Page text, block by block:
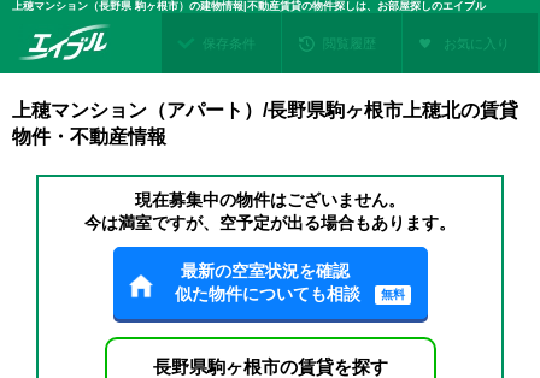
上穂マンション（長野県 駒ヶ根市）の建物情報|不動産賃貸の物件探しは、お部屋探しのエイブル
保存条件 閲覧履歴 お気に入り
上穂マンション（アパート）/長野県駒ヶ根市上穂北の賃貸
物件・不動産情報
現在募集中の物件はございません。
今は満室ですが、空予定が出る場合もあります。
最新の空室状況を確認
似た物件についても相談
無料
長野県駒ヶ根市の賃貸を探す